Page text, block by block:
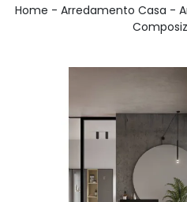
Home - Arredamento Casa -